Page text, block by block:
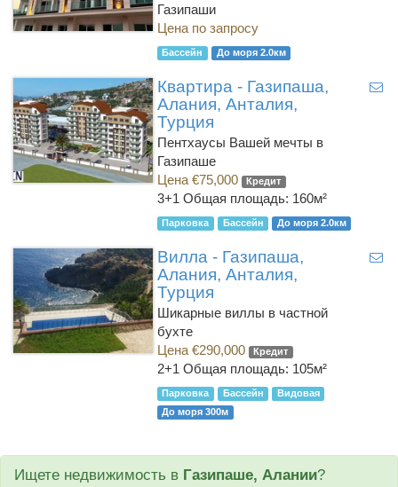
Газипаши
Цена по запросу
Бассейн До моря 2.0км
Квартира - Газипаша,
Алания, Анталия,
Турция
Пентхаусы Вашей мечты в
Газипаше
Цена €75,000
Кредит
3+1 Общая площадь: 160м²
Парковка Бассейн До моря 2.0км
Вилла - Газипаша,
Алания, Анталия,
Турция
Шикарные виллы в частной
бухте
Цена €290,000
Кредит
2+1 Общая площадь: 105м²
Парковка Бассейн
Видовая
До моря 300м
Ищете недвижимость в Газипаше, Алании?